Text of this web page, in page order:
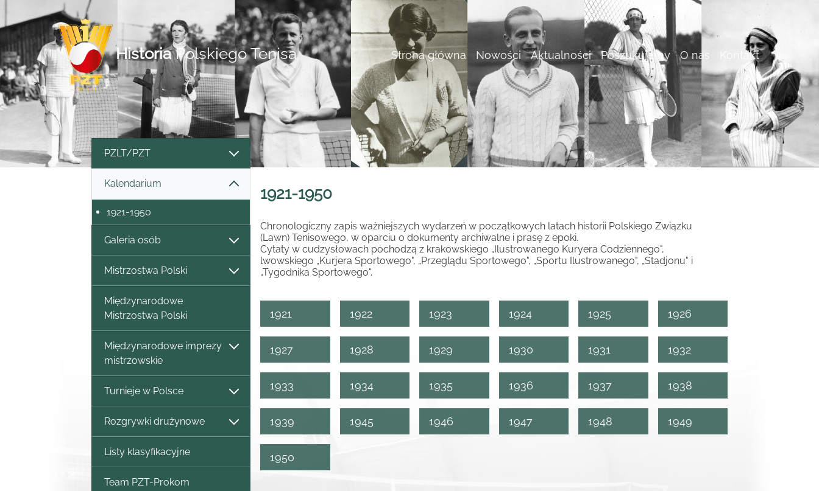
HistoriaPolskiego Tenisa Strona główna Nowości Aktualności Poszukujemy O nas Kontakt
PZLT/PZT
Kalendarium
1921-1950
Galeria osób
Mistrzostwa Polski
Międzynarodowe
Mistrzostwa Polski
Międzynarodowe imprezy
mistrzowskie
Turnieje w Polsce
Rozgrywki drużynowe
Listy klasyfikacyjne
Team PZT-Prokom
1921-1950
Chronologiczny zapis ważniejszych wydarzeń w początkowych latach historii Polskiego Związku
(Lawn) Tenisowego, w oparciu o dokumenty archiwalne i prasę z epoki.
Cytaty w cudzysłowach pochodzą z krakowskiego „Ilustrowanego Kuryera Codziennego",
lwowskiego „Kurjera Sportowego", „Przeglądu Sportowego", „Sportu Ilustrowanego", „Stadjonu" i
„Tygodnika Sportowego".
1921 1922 1923 1924 1925 1926
1927 1928 1929 1930 1931 1932
1933 1934 1935 1936 1937 1938
1939 1945 1946 1947 1948 1949
1950